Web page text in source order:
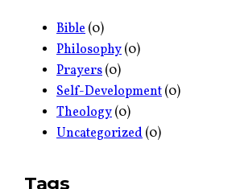
Bible(0)
Philosophy(0)
Prayers(0)
Self-Development(0)
Theology(0)
Uncategorized(0)
Tags